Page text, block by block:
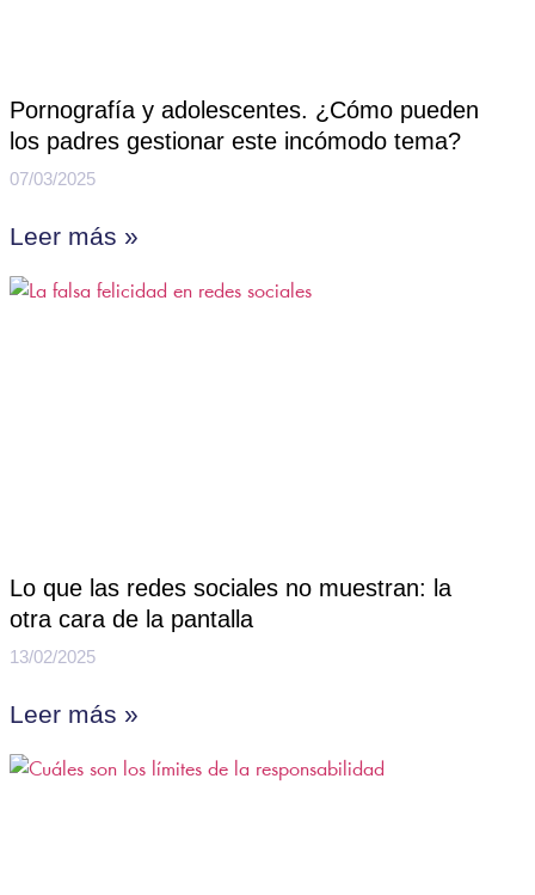
Pornografía y adolescentes. ¿Cómo pueden
los padres gestionar este incómodo tema?
07/03/2025
Leer más »
Lo que las redes sociales no muestran: la
otra cara de la pantalla
13/02/2025
Leer más »